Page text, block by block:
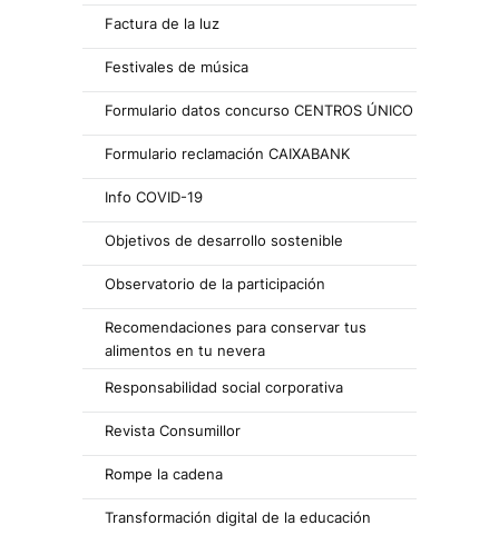
Factura de la luz
Festivales de música
Formulario datos concurso CENTROS ÚNICO
Formulario reclamación CAIXABANK
Info COVID-19
Objetivos de desarrollo sostenible
Observatorio de la participación
Recomendaciones para conservar tus
alimentos en tu nevera
Responsabilidad social corporativa
Revista Consumillor
Rompe la cadena
Transformación digital de la educación